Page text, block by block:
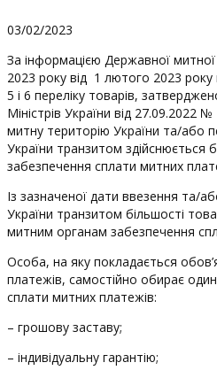
03/02/2023
За інформацією Державної митної
2023 року від 1 лютого 2023 року
5 і 6 переліку товарів,
Міністрів України від 27.09.2022
митну територію України та/або
України транзитом
забезпечення сплати митних
Із зазначеної дати ввезення та/
України транзитом більшості
митним органам забезпечення
Особа, на яку покладається
платежів, самостійно обирає
сплати митних платежів:
– грошову заставу;
– індивідуальну гарантію;